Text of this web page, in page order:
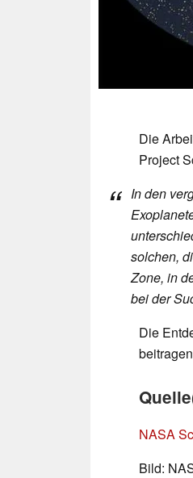
Die
Project
In den
solchen,
Zone, in
bei der
Die
NASA
Bild: